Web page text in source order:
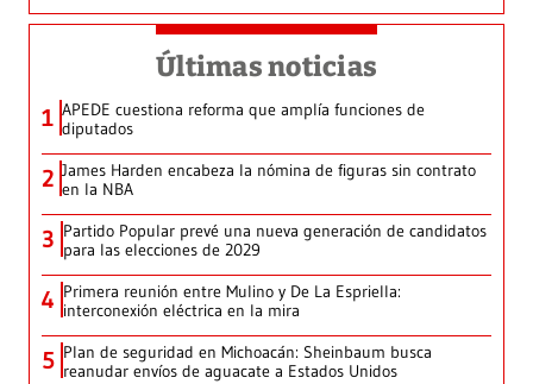
Últimas noticias
1 APEDE cuestiona reforma que amplía funciones de
diputados
2 James Harden encabeza la nómina de figuras sin contrato
en la NBA
3 Partido Popular prevé una nueva generación de candidatos
para las elecciones de 2029
4 Primera reunión entre Mulino y De La Espriella:
interconexión eléctrica en la mira
5 Plan de seguridad en Michoacán: Sheinbaum busca
reanudar envíos de aguacate a Estados Unidos